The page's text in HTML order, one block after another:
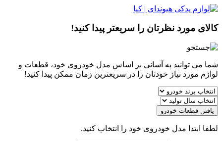
کالای مورد نظرتان را سریعتر پیدا کنید!
شما می توانید به آسانی بر اساس مدل خودروی خود، قطعات و
لوازم مورد نیاز خودتان را در سریعترین زمان ممکن پیدا کنید!
یافتن قطعات خودرو
لطفا ابتدا مدل خودروی خود را انتخاب کنید.